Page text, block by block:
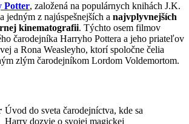
Potter, založená na populárnych knihách J.K.
jedným z najúspešnejších a najvplyvnejších
kinematografii. Týchto osem filmov
čarodejníka Harryho Pottera a jeho priateľov
a Rona Weasleyho, ktorí spoločne čelia
zlým čarodejníkom Lordom Voldemortom.
Úvod do sveta čarodejníctva, kde sa
Harry dozvie o svojej magickej